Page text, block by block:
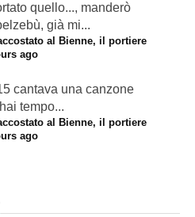
quello..., manderò
già mi...
al Bienne, il portiere
ago
cantava una canzone
tempo...
al Bienne, il portiere
ago